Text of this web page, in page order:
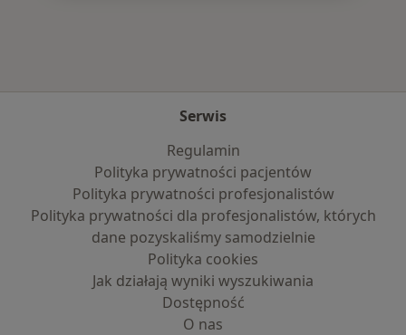
Serwis
Regulamin
Polityka prywatności pacjentów
Polityka prywatności profesjonalistów
Polityka prywatności dla profesjonalistów, których
dane pozyskaliśmy samodzielnie
Polityka cookies
Jak działają wyniki wyszukiwania
Dostępność
O nas